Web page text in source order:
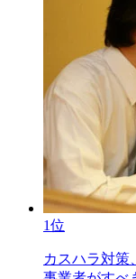
1位
カスハラ対策